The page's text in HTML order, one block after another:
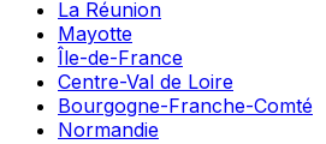
La Réunion
Mayotte
Île-de-France
Centre-Val de Loire
Bourgogne-Franche-Comté
Normandie